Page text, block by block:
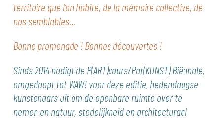
territoire que l’on habite, de la mémoire collective, de
nos semblables…
Bonne promenade ! Bonnes découvertes !
Sinds 2014 nodigt de P(ART)cours/Par(KUNST) Biënnale,
omgedoopt tot WAW! voor deze editie, hedendaagse
kunstenaars uit om de openbare ruimte over te
nemen en natuur, stedelijkheid en architecturaal